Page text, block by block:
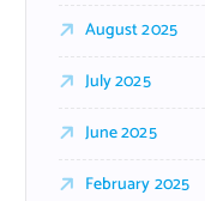
August 2025
July 2025
June 2025
February 2025